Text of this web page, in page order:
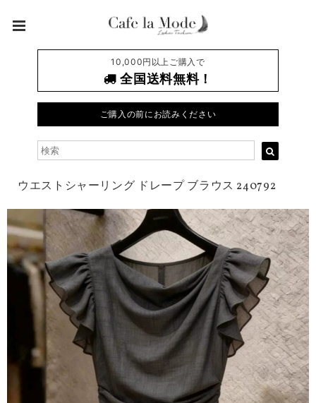
10,000円以上ご購入で
全国送料無料！
ご購入の前にお読みください
ウエストシャーリング ドレープ ブラウス 240792